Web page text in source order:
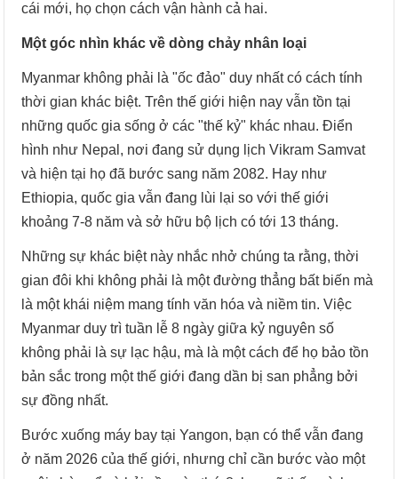
cái mới, họ chọn cách vận hành cả hai.
Một góc nhìn khác về dòng chảy nhân loại
Myanmar không phải là "ốc đảo" duy nhất có cách tính
thời gian khác biệt. Trên thế giới hiện nay vẫn tồn tại
những quốc gia sống ở các "thế kỷ" khác nhau. Điển
hình như Nepal, nơi đang sử dụng lịch Vikram Samvat
và hiện tại họ đã bước sang năm 2082. Hay như
Ethiopia, quốc gia vẫn đang lùi lại so với thế giới
khoảng 7-8 năm và sở hữu bộ lịch có tới 13 tháng.
Những sự khác biệt này nhắc nhở chúng ta rằng, thời
gian đôi khi không phải là một đường thẳng bất biến mà
là một khái niệm mang tính văn hóa và niềm tin. Việc
Myanmar duy trì tuần lễ 8 ngày giữa kỷ nguyên số
không phải là sự lạc hậu, mà là một cách để họ bảo tồn
bản sắc trong một thế giới đang dần bị san phẳng bởi
sự đồng nhất.
Bước xuống máy bay tại Yangon, bạn có thể vẫn đang
ở năm 2026 của thế giới, nhưng chỉ cần bước vào một